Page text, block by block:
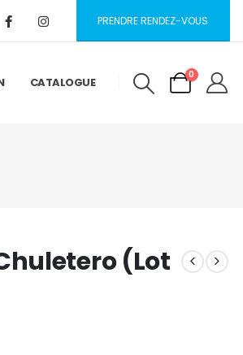
PRENDRE RENDEZ-VOUS
CATALOGUE
0
(Lot